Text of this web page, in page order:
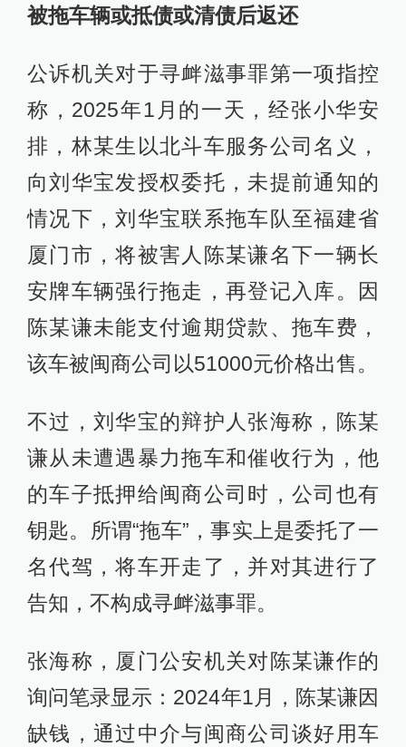
被拖车辆或抵债或清债后返还
公诉机关对于寻衅滋事罪第一项指控
称，2025年1月的一天，经张小华安
排，林某生以北斗车服务公司名义，
向刘华宝发授权委托，未提前通知的
情况下，刘华宝联系拖车队至福建省
厦门市，将被害人陈某谦名下一辆长
安牌车辆强行拖走，再登记入库。因
陈某谦未能支付逾期贷款、拖车费，
该车被闽商公司以51000元价格出售。
不过，刘华宝的辩护人张海称，陈某
谦从未遭遇暴力拖车和催收行为，他
的车子抵押给闽商公司时，公司也有
钥匙。所谓“拖车”，事实上是委托了一
名代驾，将车开走了，并对其进行了
告知，不构成寻衅滋事罪。
张海称，厦门公安机关对陈某谦作的
询问笔录显示：2024年1月，陈某谦因
缺钱，通过中介与闽商公司谈好用车